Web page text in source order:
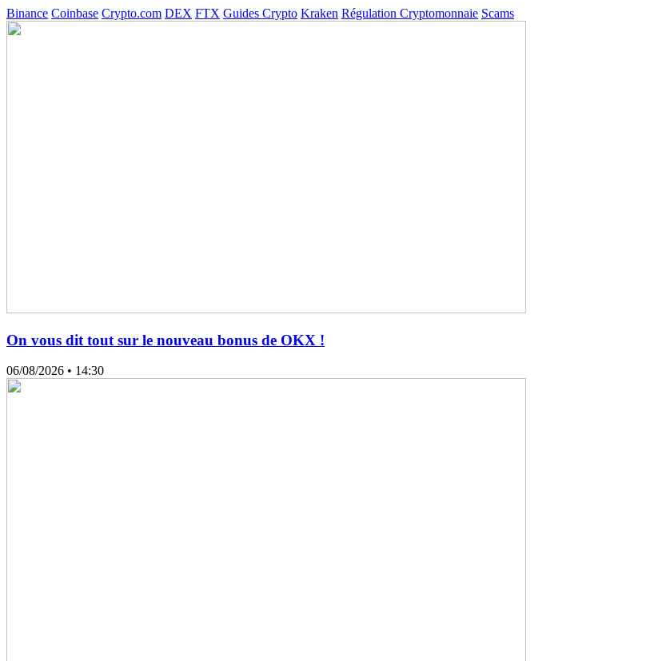
Binance Coinbase Crypto.com DEX FTX Guides Crypto Kraken Régulation Cryptomonnaie Scams
On vous dit tout sur le nouveau bonus de OKX !
06/08/2026 • 14:30